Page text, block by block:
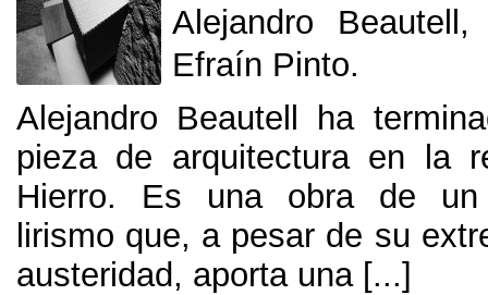
Alejandro
Efraín Pinto.
Alejandro Beautell ha
pieza de arquitectura en la
Hierro. Es una obra de un
lirismo que, a pesar de su
austeridad, aporta una[...]